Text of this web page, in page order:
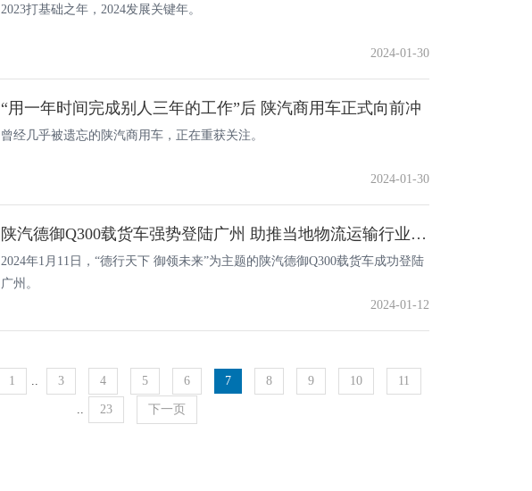
2023打基础之年，2024发展关键年。
2024-01-30
“用一年时间完成别人三年的工作”后 陕汽商用车正式向前冲
曾经几乎被遗忘的陕汽商用车，正在重获关注。
2024-01-30
陕汽德御Q300载货车强势登陆广州 助推当地物流运输行业发展
2024年1月11日，“德行天下 御领未来”为主题的陕汽德御Q300载货车成功登陆
广州。
2024-01-12
1 .. 3 4 5 6 7 8 9 10 11
.. 23 下一页